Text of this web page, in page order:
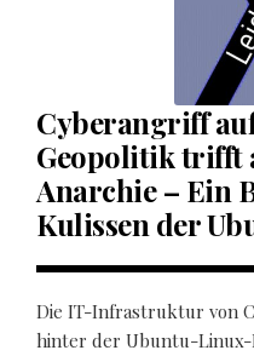
Cyberangriff
Geopolitik trifft
Anarchie – Ein
Kulissen der
Die IT-Infrastruktur von
hinter der Ubuntu-